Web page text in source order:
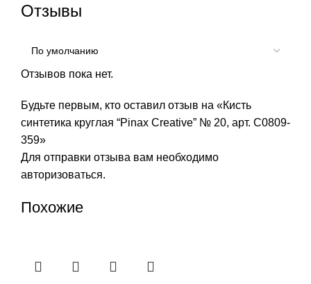
Отзывы
Отзывов пока нет.
Будьте первым, кто оставил отзыв на «Кисть
синтетика круглая “Pinax Creative” № 20, арт. С0809-
359»
Для отправки отзыва вам необходимо
авторизоваться.
Похожие